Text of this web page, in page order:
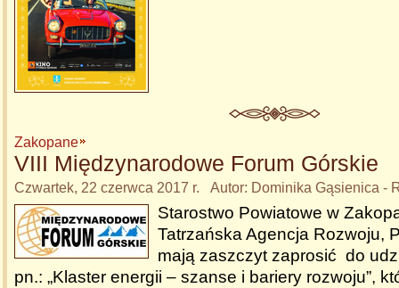
Zakopane
VIII Międzynarodowe Forum Górskie
Czwartek, 22 czerwca 2017 r. Autor: Dominika Gąsienica -
Starostwo Powiatowe w
Tatrzańska Agencja Rozwoju,
mają zaszczyt zaprosić do
pn.: „Klaster energii – szanse i bariery rozwoju”,